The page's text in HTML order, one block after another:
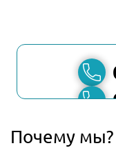
Почему мы?